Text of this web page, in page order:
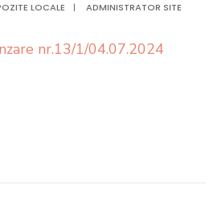
LOCALE | ADMINISTRATOR SITE
nr.13/1/04.07.2024